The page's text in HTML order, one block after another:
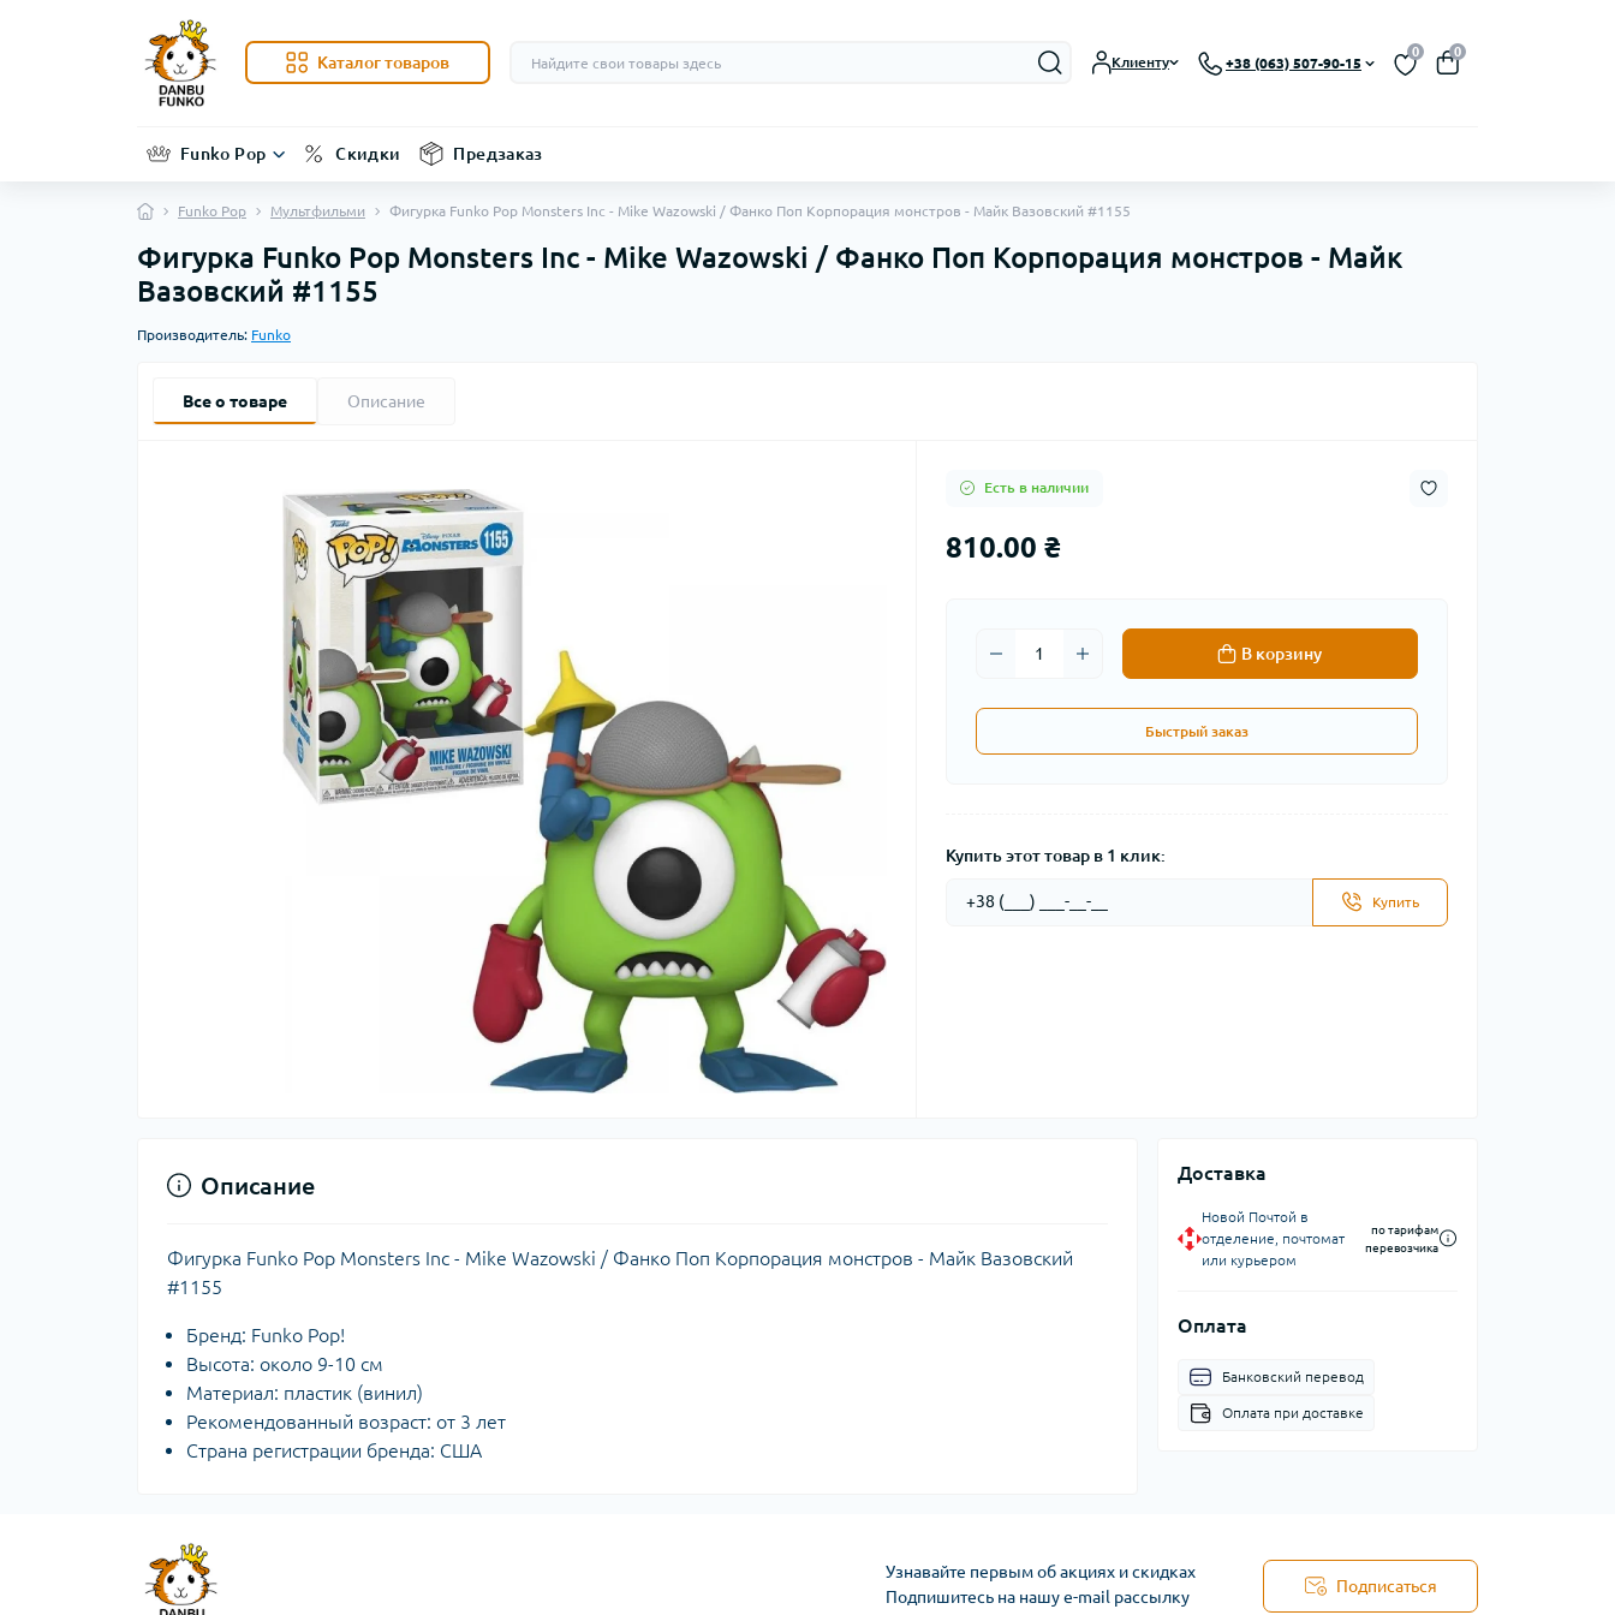
Каталог товаров Клиенту +38 (063) 507-90-15
0 0
Funko Pop Скидки Предзаказ
Funko Pop Мультфильми Фигурка Funko Pop Monsters Inc - Mike Wazowski / Фанко Поп Корпорация монстров - Майк Вазовский #1155
Фигурка Funko Pop Monsters Inc - Mike Wazowski / Фанко Поп Корпорация монстров - Майк
Вазовский #1155
Производитель: Funko
Все о товаре Описание
Есть в наличии
810.00 ₴
В корзину
Быстрый заказ
Купить этот товар в 1 клик:
Купить
Доставка
Новой Почтой в
отделение, почтомат
или курьером
по тарифам
перевозчика
Оплата
Банковский перевод
Оплата при доставке
Описание
Фигурка Funko Pop Monsters Inc - Mike Wazowski / Фанко Поп Корпорация монстров - Майк Вазовский
#1155
Бренд: Funko Pop!
Высота: около 9-10 см
Материал: пластик (винил)
Рекомендованный возраст: от 3 лет
Страна регистрации бренда: США
Узнавайте первым об акциях и скидках
Подпишитесь на нашу e-mail рассылку
Подписаться